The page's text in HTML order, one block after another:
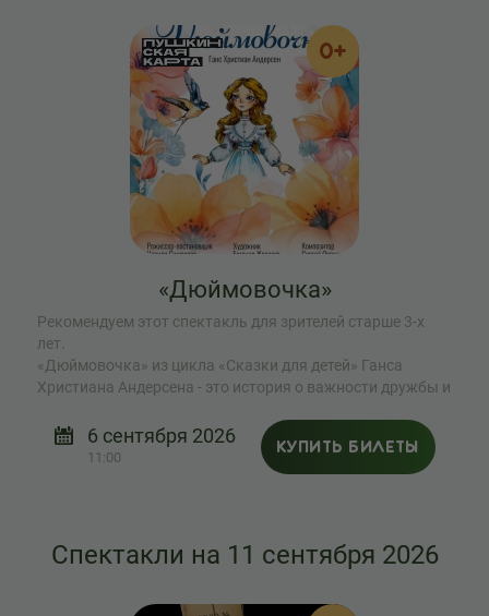
0+
«Дюймовочка»
Рекомендуем этот спектакль для зрителей старше 3-х
лет.
«Дюймовочка» из цикла «Сказки для детей» Ганса
Христиана Андерсена - это история о важности дружбы и
концов свое счастье и тех самых «своих».
6 сентября 2026
11:00
КУПИТЬ БИЛЕТЫ
Спектакли на 11 сентября 2026